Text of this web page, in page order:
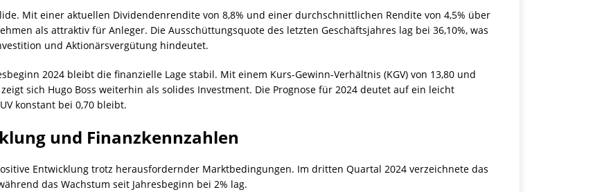
Mit einer aktuellen Dividendenrendite von 8,8% und einer durchschnittlichen Rendite von 4,5% über
als attraktiv für Anleger. Die Ausschüttungsquote des letzten Geschäftsjahres lag bei 36,10%, was
und Aktionärsvergütung hindeutet.
2024 bleibt die finanzielle Lage stabil. Mit einem Kurs-Gewinn-Verhältnis (KGV) von 13,80 und
sich Hugo Boss weiterhin als solides Investment. Die Prognose für 2024 deutet auf ein leicht
konstant bei 0,70 bleibt.
und Finanzkennzahlen
Entwicklung trotz herausfordernder Marktbedingungen. Im dritten Quartal 2024 verzeichnete das
das Wachstum seit Jahresbeginn bei 2% lag.